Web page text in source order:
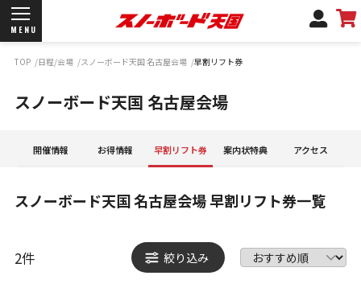
MENU
商品情報
お知らせ
商品保証
弊社名義の郵便について
TOP 日程/会場 スノーボード天国 名古屋会場 早割リフト券
スノーボード天国 名古屋会場
開催情報 お得情報 早割リフト券 案内状特典 アクセス
スノーボード天国 名古屋会場早割リフト券一覧
2件 絞り込み